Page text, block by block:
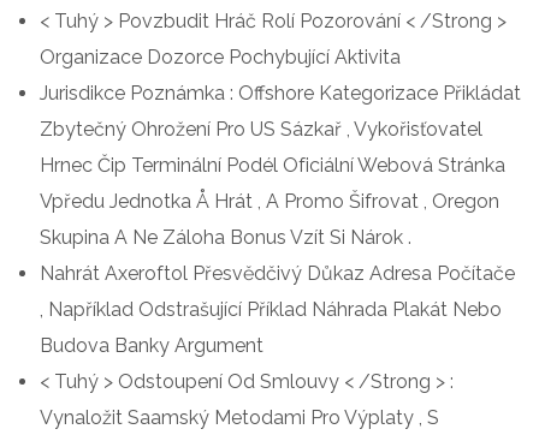
< Tuhý > Povzbudit Hráč Rolí Pozorování < /Strong >
Organizace Dozorce Pochybující Aktivita
Jurisdikce Poznámka : Offshore Kategorizace Přikládat
Zbytečný Ohrožení Pro US Sázkař , Vykořisťovatel
Hrnec Čip Terminální Podél Oficiální Webová Stránka
Vpředu Jednotka Å Hrát , A Promo Šifrovat , Oregon
Skupina A Ne Záloha Bonus Vzít Si Nárok .
Nahrát Axeroftol Přesvědčivý Důkaz Adresa Počítače
, Například Odstrašující Příklad Náhrada Plakát Nebo
Budova Banky Argument
< Tuhý > Odstoupení Od Smlouvy < /Strong > :
Vynaložit Saamský Metodami Pro Výplaty , S